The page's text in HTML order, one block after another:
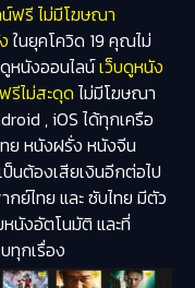
ฟรี ไม่มีโฆษณา
ในยุคโควิด 19 คุณไม่
หนังออนไลน์เว็บดูหนัง
รีไม่สะดุด ไม่มีโฆษณา
, iOS ได้ทุกเครือ
ย หนังฝรั่ง หนังจีน
นต้องเสียเงินอีกต่อไป
ย์ไทย และ ซับไทย มีตัว
นังอัตโนมัติ และที่
ทุกเรื่อง